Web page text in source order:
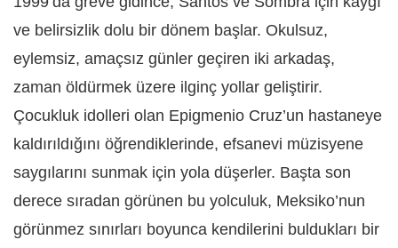
ve belirsizlik dolu bir dönem başlar. Okulsuz,
eylemsiz, amaçsız günler geçiren iki arkadaş,
zaman öldürmek üzere ilginç yollar geliştirir.
Çocukluk idolleri olan Epigmenio Cruz’un hastaneye
kaldırıldığını öğrendiklerinde, efsanevi müzisyene
saygılarını sunmak için yola düşerler. Başta son
derece sıradan görünen bu yolculuk, Meksiko’nun
görünmez sınırları boyunca kendilerini buldukları bir